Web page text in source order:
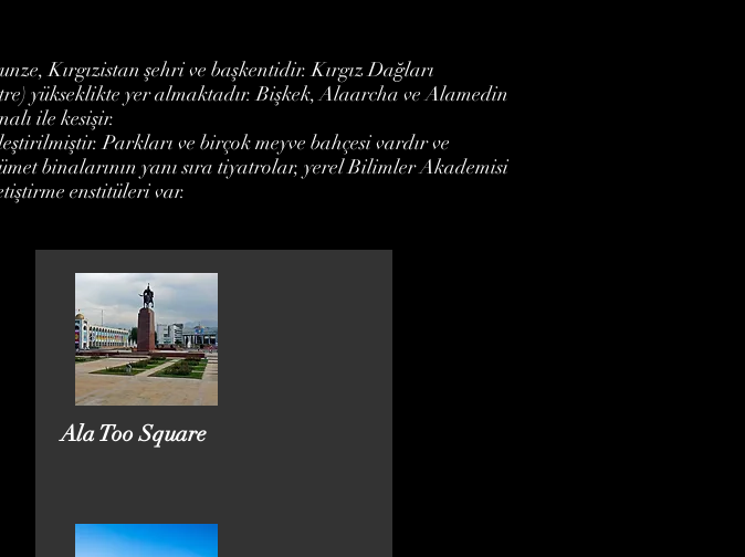
Kırgızistan şehri ve başkentidir. Kırgız Dağları
yükseklikte yer almaktadır. Bişkek, Alaarcha ve Alamedin
ile kesişir.
Parkları ve birçok meyve bahçesi vardır ve
binalarının yanı sıra tiyatrolar, yerel Bilimler Akademisi
enstitüleri var.
Ala Too Square